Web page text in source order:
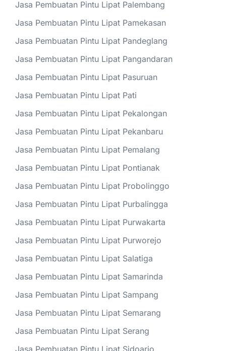
Jasa Pembuatan Pintu Lipat Palembang
Jasa Pembuatan Pintu Lipat Pamekasan
Jasa Pembuatan Pintu Lipat Pandeglang
Jasa Pembuatan Pintu Lipat Pangandaran
Jasa Pembuatan Pintu Lipat Pasuruan
Jasa Pembuatan Pintu Lipat Pati
Jasa Pembuatan Pintu Lipat Pekalongan
Jasa Pembuatan Pintu Lipat Pekanbaru
Jasa Pembuatan Pintu Lipat Pemalang
Jasa Pembuatan Pintu Lipat Pontianak
Jasa Pembuatan Pintu Lipat Probolinggo
Jasa Pembuatan Pintu Lipat Purbalingga
Jasa Pembuatan Pintu Lipat Purwakarta
Jasa Pembuatan Pintu Lipat Purworejo
Jasa Pembuatan Pintu Lipat Salatiga
Jasa Pembuatan Pintu Lipat Samarinda
Jasa Pembuatan Pintu Lipat Sampang
Jasa Pembuatan Pintu Lipat Semarang
Jasa Pembuatan Pintu Lipat Serang
Jasa Pembuatan Pintu Lipat Sidoarjo